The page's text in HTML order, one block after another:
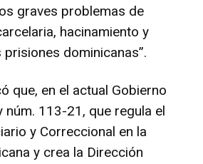
graves problemas de
hacinamiento y
dominicanas”.
que, en el actual Gobierno
núm. 113-21, que regula el
y Correccional en la
y crea la Dirección